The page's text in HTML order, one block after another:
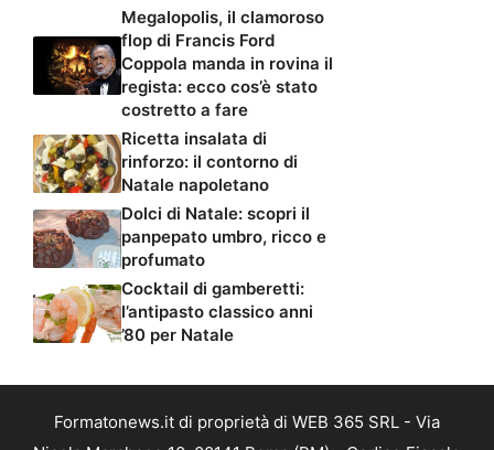
Megalopolis, il clamoroso
flop di Francis Ford
Coppola manda in rovina il
regista: ecco cos’è stato
costretto a fare
Ricetta insalata di
rinforzo: il contorno di
Natale napoletano
Dolci di Natale: scopri il
panpepato umbro, ricco e
profumato
Cocktail di gamberetti:
l’antipasto classico anni
’80 per Natale
Formatonews.it di proprietà di WEB 365 SRL - Via